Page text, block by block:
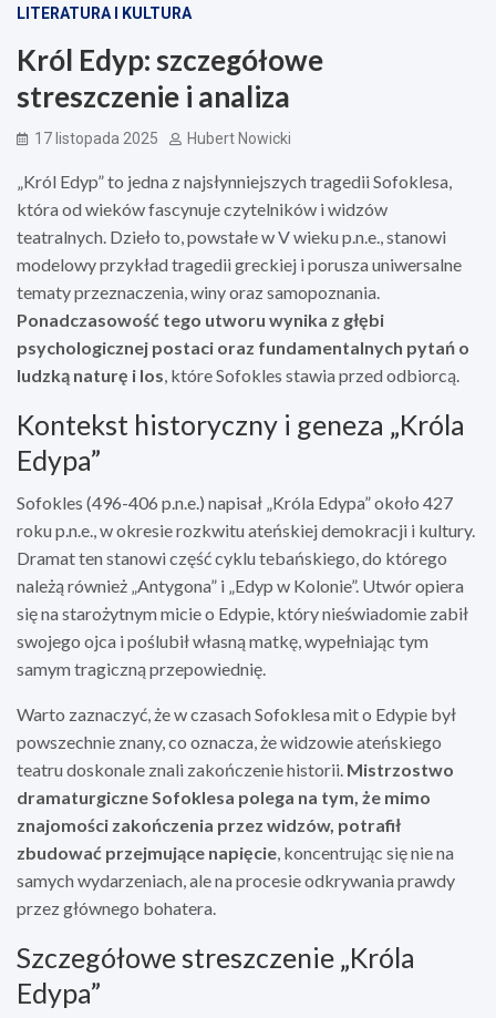
LITERATURA I KULTURA
Król Edyp: szczegółowe
streszczenie i analiza
17 listopada 2025 Hubert Nowicki
„Król Edyp” to jedna z najsłynniejszych tragedii Sofoklesa,
która od wieków fascynuje czytelników i widzów
teatralnych. Dzieło to, powstałe w V wieku p.n.e., stanowi
modelowy przykład tragedii greckiej i porusza uniwersalne
tematy przeznaczenia, winy oraz samopoznania.
Ponadczasowość tego utworu wynika z głębi
psychologicznej postaci oraz fundamentalnych pytań o
ludzką naturę i los , które Sofokles stawia przed odbiorcą.
Kontekst historyczny i geneza „Króla
Edypa”
Sofokles (496-406 p.n.e.) napisał „Króla Edypa” około 427
roku p.n.e., w okresie rozkwitu ateńskiej demokracji i kultury.
Dramat ten stanowi część cyklu tebańskiego, do którego
należą również „Antygona” i „Edyp w Kolonie”. Utwór opiera
się na starożytnym micie o Edypie, który nieświadomie zabił
swojego ojca i poślubił własną matkę, wypełniając tym
samym tragiczną przepowiednię.
Warto zaznaczyć, że w czasach Sofoklesa mit o Edypie był
powszechnie znany, co oznacza, że widzowie ateńskiego
teatru doskonale znali zakończenie historii. Mistrzostwo
dramaturgiczne Sofoklesa polega na tym, że mimo
znajomości zakończenia przez widzów, potrafił
zbudować przejmujące napięcie , koncentrując się nie na
samych wydarzeniach, ale na procesie odkrywania prawdy
przez głównego bohatera.
Szczegółowe streszczenie „Króla
Edypa”